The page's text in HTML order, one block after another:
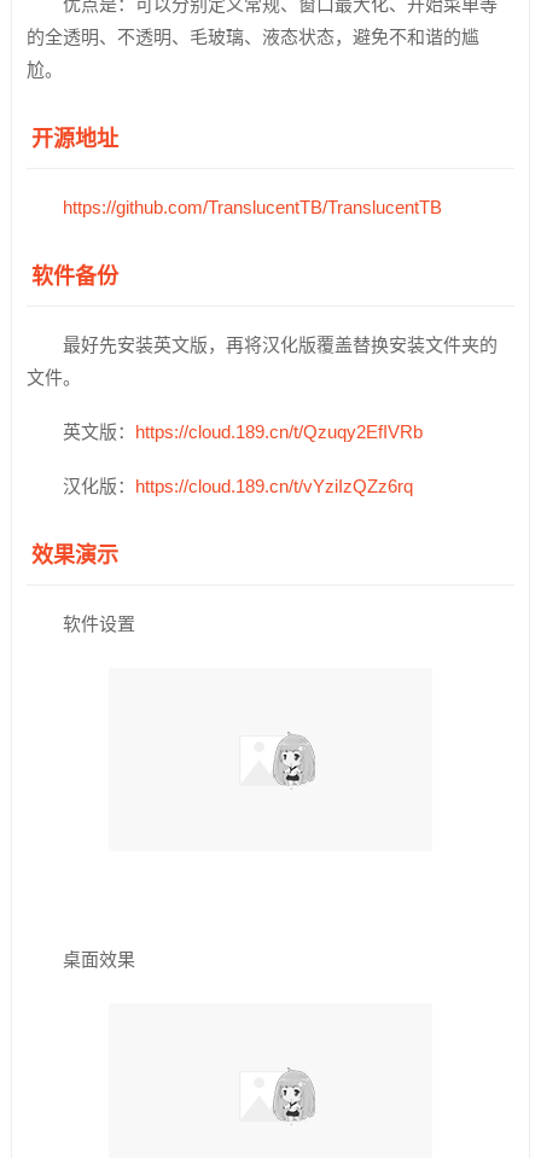
优点是：可以分别定义常规、窗口最大化、开始菜单等
的全透明、不透明、毛玻璃、液态状态，避免不和谐的尴
尬。
开源地址
https://github.com/TranslucentTB/TranslucentTB
软件备份
最好先安装英文版，再将汉化版覆盖替换安装文件夹的
文件。
英文版： https://cloud.189.cn/t/Qzuqy2EfIVRb
汉化版： https://cloud.189.cn/t/vYziIzQZz6rq
效果演示
软件设置
桌面效果